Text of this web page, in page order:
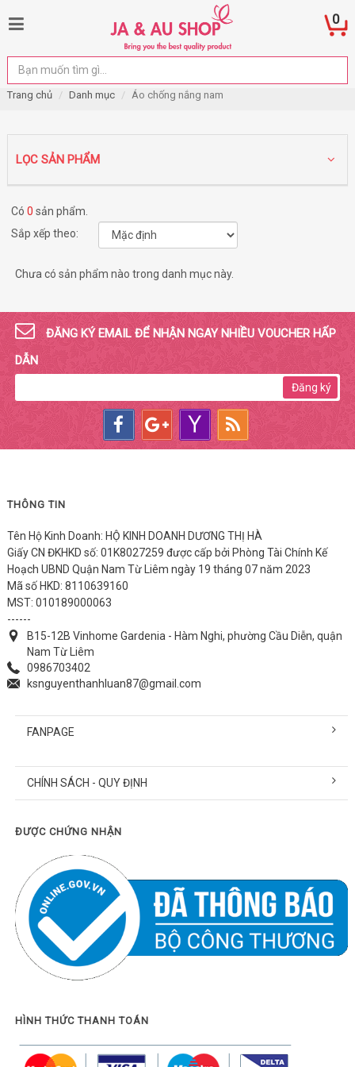
0
Trang chủ Danh mục Áo chống nắng nam
LỌC SẢN PHẨM
Có 0 sản phẩm.
Sắp xếp theo:
Chưa có sản phẩm nào trong danh mục này.
ĐĂNG KÝ EMAIL ĐỂ NHẬN NGAY NHIỀU VOUCHER HẤP
DẪN
Đăng ký
THÔNG TIN
Tên Hộ Kinh Doanh: HỘ KINH DOANH DƯƠNG THỊ HÀ
Giấy CN ĐKHKD số: 01K8027259 được cấp bởi Phòng Tài Chính Kế
Hoạch UBND Quận Nam Từ Liêm ngày 19 tháng 07 năm 2023
Mã số HKD: 8110639160
MST: 010189000063
------
B15-12B Vinhome Gardenia - Hàm Nghi, phường Cầu Diễn, quận
Nam Từ Liêm
0986703402
ksnguyenthanhluan87@gmail.com
FANPAGE
CHÍNH SÁCH - QUY ĐỊNH
ĐƯỢC CHỨNG NHẬN
HÌNH THỨC THANH TOÁN